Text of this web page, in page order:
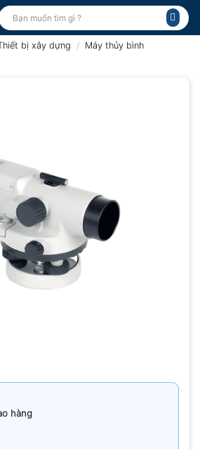
Tìm
bị xây dựng / Máy thủy bình
hàng